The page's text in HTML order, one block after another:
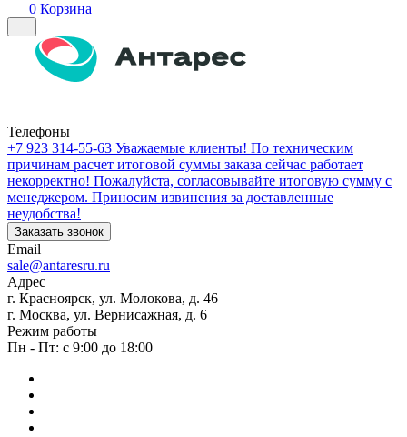
0 Корзина
Телефоны
+7 923 314-55-63 Уважаемые клиенты! По техническим
причинам расчет итоговой суммы заказа сейчас работает
некорректно! Пожалуйста, согласовывайте итоговую сумму с
менеджером. Приносим извинения за доставленные
неудобства!
Заказать звонок
Email
sale@antaresru.ru
Адрес
г. Красноярск, ул. Молокова, д. 46
г. Москва, ул. Вернисажная, д. 6
Режим работы
Пн - Пт: с 9:00 до 18:00